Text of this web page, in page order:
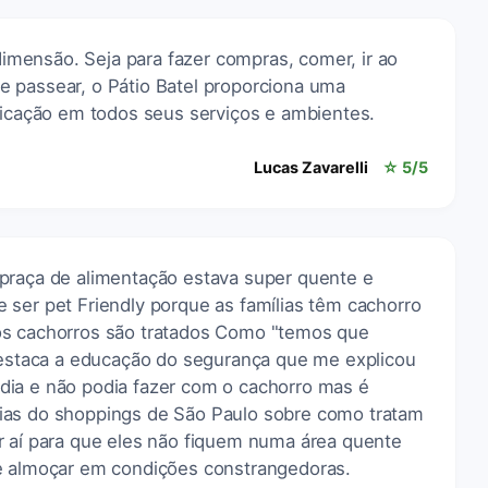
Seja para fazer compras, comer, ir ao
passear, o Pátio Batel proporciona uma
em todos seus serviços e ambientes.
Lucas Zavarelli ☆ 5/5
de alimentação estava super quente e
ser pet Friendly porque as famílias têm cachorro
cachorros são tratados Como "temos que
a educação do segurança que me explicou
e não podia fazer com o cachorro mas é
do shoppings de São Paulo sobre como tratam
para que eles não fiquem numa área quente
em condições constrangedoras.